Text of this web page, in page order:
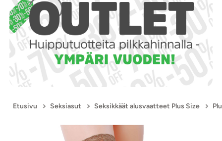
Etusivu Seksiasut Seksikkäät alusvaatteet Plus Size